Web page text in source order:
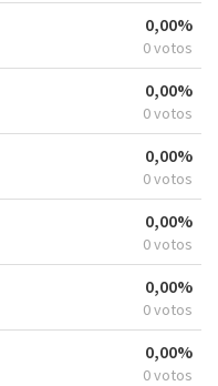
0,00%
0 votos
0,00%
0 votos
0,00%
0 votos
0,00%
0 votos
0,00%
0 votos
0,00%
0 votos